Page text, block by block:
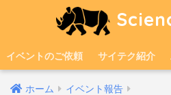
イベントのご依頼 サイテク紹介
ホーム イベント報告